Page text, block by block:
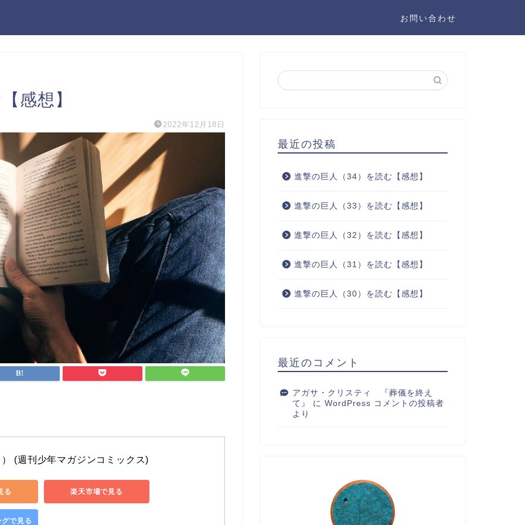
お問い合わせ
感想】
2022年12月18日
(週刊少年マガジンコミックス)
る 楽天市場で見る
で見る
最近の投稿
進撃の巨人（34）を読む【感想】
進撃の巨人（33）を読む【感想】
進撃の巨人（32）を読む【感想】
進撃の巨人（31）を読む【感想】
進撃の巨人（30）を読む【感想】
最近のコメント
アガサ・クリスティ 『葬儀を終え
て』
に WordPress コメントの投稿者
より